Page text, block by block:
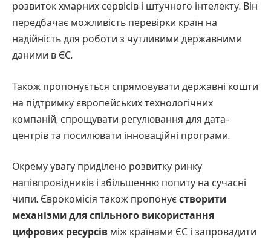
розвиток хмарних сервісів і штучного інтелекту. Він
передбачає можливість перевірки країн на
надійність для роботи з чутливими державними
даними в ЄС.
Також пропонується спрямовувати державні кошти
на підтримку європейських технологічних
компаній, спрощувати регулювання для дата-
центрів та посилювати інноваційні програми.
Окрему увагу приділено розвитку ринку
напівпровідників і збільшенню попиту на сучасні
чипи. Єврокомісія також пропонує створити
механізми для спільного використання
цифрових ресурсів між країнами ЄС і запровадити